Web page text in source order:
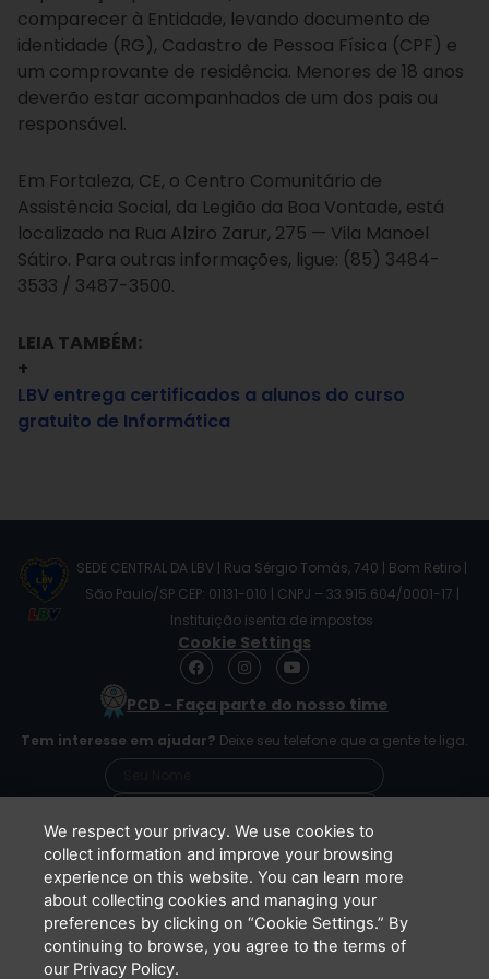
comparecer à Entidade, levando documento de
identidade (RG), Cadastro de Pessoa Física (CPF) e
um comprovante de residência. Menores de 18 anos
deverão estar acompanhados de um dos pais ou
responsável.
Em Fortaleza, CE, o Centro Comunitário de
Assistência Social, da Legião da Boa Vontade, está
localizado na Rua Alziro Zarur, 275 — Vila Manoel
Sátiro. Para outras informações, ligue: (85) 3484-
3533 / 3487-3500.
LEIA TAMBÉM:
+
LBV entrega certificados a alunos do curso
gratuito de Informática
SEDE CENTRAL DA LBV | Rua Sérgio Tomás, 740 | Bom Retiro |
São Paulo/SP CEP: 01131-010 | CNPJ – 33.915.604/0001-17 |
Instituição isenta de impostos
Cookie Settings
F
a
e
o
o
I
n
s
t
g
r
m
Y
o
t
b
e
PCD - Faça parte do nosso time
Tem interesse em ajudar? Deixe seu telefone que a gente te liga.
Li e concordo que minhas informações serão
tratadas de acordo com oAviso de Privacidade
da LBV
ENVIAR
We respect your privacy. We use cookies to
collect information and improve your browsing
experience on this website. You can learn more
about collecting cookies and managing your
preferences by clicking on “Cookie Settings.” By
continuing to browse, you agree to the terms of
our Privacy Policy.